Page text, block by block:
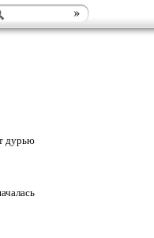
дурью